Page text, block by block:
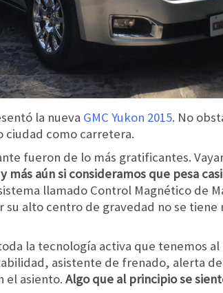
la nueva GMC Yukon 2015. No
como carretera.
fueron de lo más gratificantes.
aún si consideramos que pesa
llamado Control Magnético de
alto centro de gravedad no se
la tecnología activa que tenemos
asistente de frenado, alerta
el asiento. Algo que al principio se